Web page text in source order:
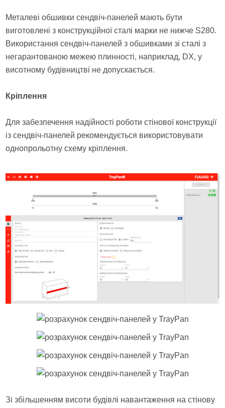
Металеві обшивки сендвіч-панелей мають бути
виготовлені з конструкційної сталі марки не нижче S280.
Використання сендвіч-панелей з обшивками зі сталі з
негарантованою межею плинності, наприклад, DX, у
висотному будівництві не допускається.
Кріплення
Для забезпечення надійності роботи стінової конструкції
із сендвіч-панелей рекомендується використовувати
однопрольотну схему кріплення.
Зі збільшенням висоти будівлі навантаження на стінову